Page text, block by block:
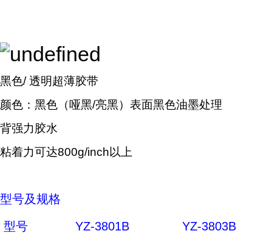
黑色/透明超薄胶带
颜色：黑色（哑黑/亮黑）表面黑色油墨处理
背强力胶水
粘着力可达800g/inch以上
型号及规格
型号 YZ-3801B YZ-3803B